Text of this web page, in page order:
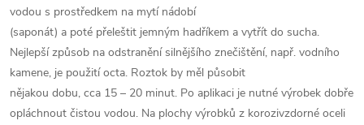
vodou s prostředkem na mytí nádobí
(saponát) a poté přeleštit jemným hadříkem a vytřít do sucha.
Nejlepší způsob na odstranění silnějšího znečištění, např. vodního
kamene, je použití octa. Roztok by měl působit
nějakou dobu, cca 15 – 20 minut. Po aplikaci je nutné výrobek dobře
opláchnout čistou vodou. Na plochy výrobků z korozivzdorné oceli